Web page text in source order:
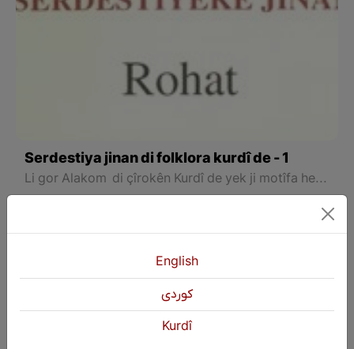
Serdestiya jinan di folklora kurdî de - 1
Li gor Alakom di çîrokên Kurdî de yek ji motîfa herî berbiçav û tê bikaranîn rewşa jinan e, bi taybetî jî xelasiya jinan.
English
كوردی
Kurdî